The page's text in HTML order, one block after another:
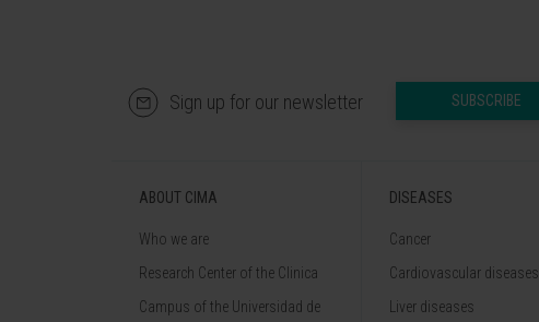
Sign up for our newsletter SUBSCRIBE
ABOUT CIMA
Who we are
Research Center of the Clinica
Campus of the Universidad de
DISEASES
Cancer
Cardiovascular diseases
Liver diseases